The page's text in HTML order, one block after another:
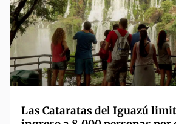
Las Cataratas del Iguazú